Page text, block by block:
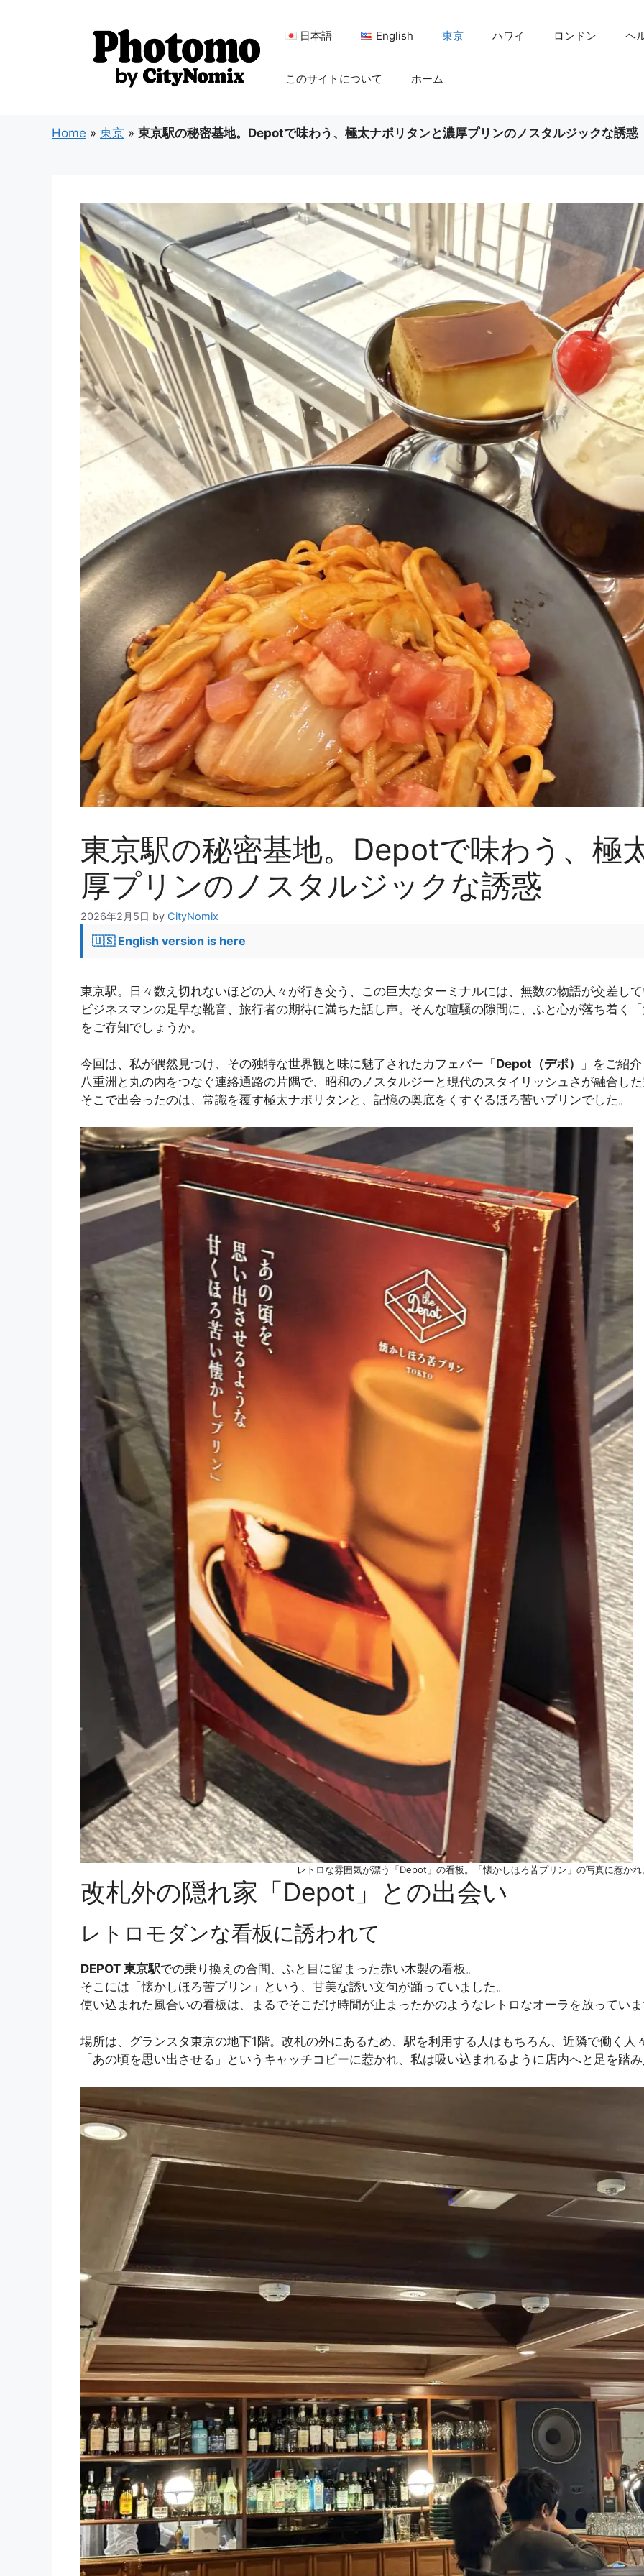
日本語 English 東京 ハワイ ロンドン ヘ
このサイトについて ホーム
Home » 東京 » 東京駅の秘密基地。Depotで味わう、極太ナポリタンと濃厚プリンのノスタルジックな誘惑
東京駅の秘密基地。Depotで味わう、極
厚プリンのノスタルジックな誘惑
2026年2月5日 by CityNomix
🇺🇸 English version is here
東京駅。日々数え切れないほどの人々が行き交う、この巨大なターミナルには、無数の物語が交差し
ビジネスマンの足早な靴音、旅行者の期待に満ちた話し声。そんな喧騒の隙間に、ふと心が落ち着く
をご存知でしょうか。
今回は、私が偶然見つけ、その独特な世界観と味に魅了されたカフェバー「Depot（デポ）
」をご紹
八重洲と丸の内をつなぐ連絡通路の片隅で、昭和のノスタルジーと現代のスタイリッシュさが融合し
そこで出会ったのは、常識を覆す極太ナポリタンと、記憶の奥底をくすぐるほろ苦いプリンでした。
レトロな雰囲気が漂う「Depot」の看板。「懐かしほろ苦プリン」の写真に惹かれ
改札外の隠れ家「Depot」との出会い
レトロモダンな看板に誘われて
DEPOT 東京駅での乗り換えの合間、ふと目に留まった赤い木製の看板。
そこには「懐かしほろ苦プリン」という、甘美な誘い文句が踊っていました。
使い込まれた風合いの看板は、まるでそこだけ時間が止まったかのようなレトロなオーラを放ってい
場所は、グランスタ東京の地下1階。改札の外にあるため、駅を利用する人はもちろん、近隣で働く人
「あの頃を思い出させる」というキャッチコピーに惹かれ、私は吸い込まれるように店内へと足を踏